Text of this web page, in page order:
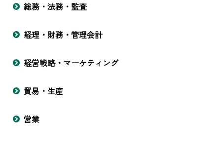
総務・法務・監査
経理・財務・管理会計
経営戦略・マーケティング
貿易・生産
営業